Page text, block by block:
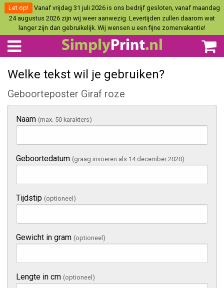
Let op!
Vanaf vrijdag 31 juli 2026 is ons bedrijf gesloten, vanaf maandag
24 augustus 2026 zijn wij weer aanwezig. Levertijden zullen daarom wat
langer zijn dan gebruikelijk. Wij wensen u een fijne zomervakantie!
Welke tekst wil je gebruiken?
Geboorteposter Giraf roze
Naam (max. 50 karakters)
Geboortedatum (graag invoeren als 14 december 2020)
Tijdstip (optioneel)
Gewicht in gram (optioneel)
Lengte in cm (optioneel)